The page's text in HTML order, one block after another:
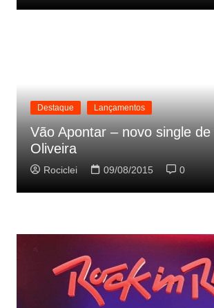
Destaque Lançamentos
Vão Apontar – novo single de
Oliveira
Rociclei 09/08/2015 0